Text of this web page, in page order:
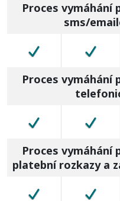
Proces vymáhání
sms/
Proces vymáhání
Proces vymáhání
platební rozkazy a